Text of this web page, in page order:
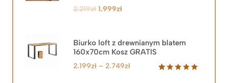
2.219zł Pierwotna
2.219zł.
1.999złAktualna
1.999zł.
Biurko loft z drewnianym blatem
160x70cm Kosz GRATIS
2.199zł – 2.749złZakres